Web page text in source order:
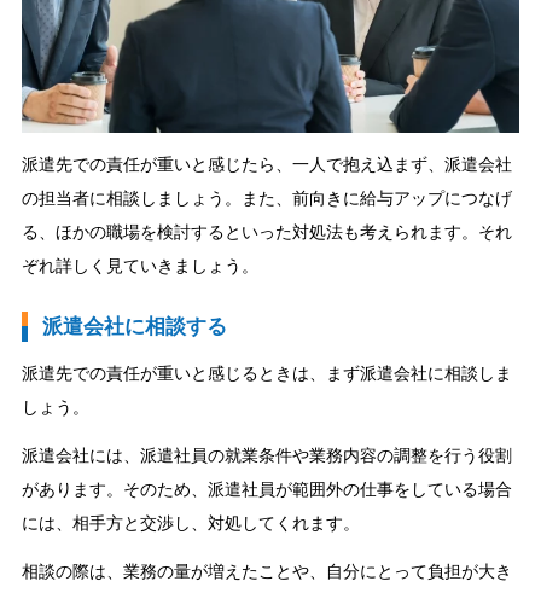
派遣先での責任が重いと感じたら、一人で抱え込まず、派遣会社
の担当者に相談しましょう。また、前向きに給与アップにつなげ
る、ほかの職場を検討するといった対処法も考えられます。それ
ぞれ詳しく見ていきましょう。
派遣会社に相談する
派遣先での責任が重いと感じるときは、まず派遣会社に相談しま
しょう。
派遣会社には、派遣社員の就業条件や業務内容の調整を行う役割
があります。そのため、派遣社員が範囲外の仕事をしている場合
には、相手方と交渉し、対処してくれます。
相談の際は、業務の量が増えたことや、自分にとって負担が大き